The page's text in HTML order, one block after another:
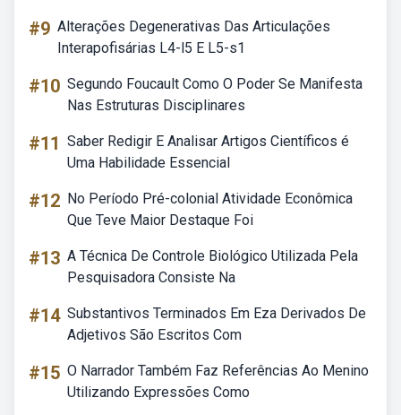
#9 Alterações Degenerativas Das Articulações
Interapofisárias L4-l5 E L5-s1
#10 Segundo Foucault Como O Poder Se Manifesta
Nas Estruturas Disciplinares
#11 Saber Redigir E Analisar Artigos Científicos é
Uma Habilidade Essencial
#12 No Período Pré-colonial Atividade Econômica
Que Teve Maior Destaque Foi
#13 A Técnica De Controle Biológico Utilizada Pela
Pesquisadora Consiste Na
#14 Substantivos Terminados Em Eza Derivados De
Adjetivos São Escritos Com
#15 O Narrador Também Faz Referências Ao Menino
Utilizando Expressões Como